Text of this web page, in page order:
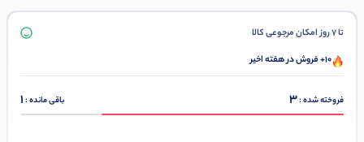
تا 7 روز امکان مرجوعی کالا
10+ فروش در هفته اخیر
فروخته شده :3 باقی مانده :1